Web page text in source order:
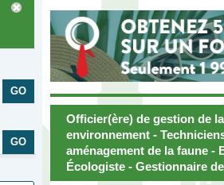
Officier(ère) de gestion de
environnement -
aménagement de la faune -
Écologiste - Gestionnaire